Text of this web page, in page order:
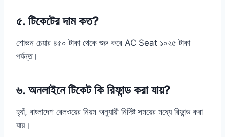
৫. টিকেটের দাম কত?
শোভন চেয়ার ৪৫০ টাকা থেকে শুরু করে AC Seat ১০২৫ টাকা
পর্যন্ত।
৬. অনলাইনে টিকেট কি রিফান্ড করা যায়?
হ্যাঁ, বাংলাদেশ রেলওয়ের নিয়ম অনুযায়ী নির্দিষ্ট সময়ের মধ্যে রিফান্ড করা
যায়।